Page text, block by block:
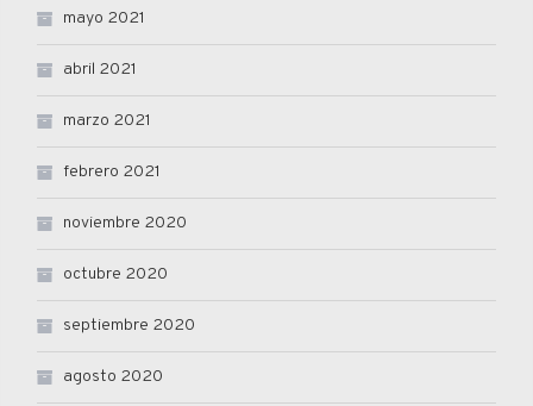
mayo 2021
abril 2021
marzo 2021
febrero 2021
noviembre 2020
octubre 2020
septiembre 2020
agosto 2020